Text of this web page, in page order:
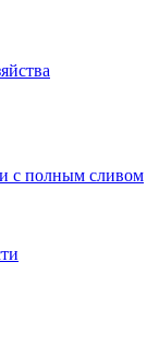
с полным сливом